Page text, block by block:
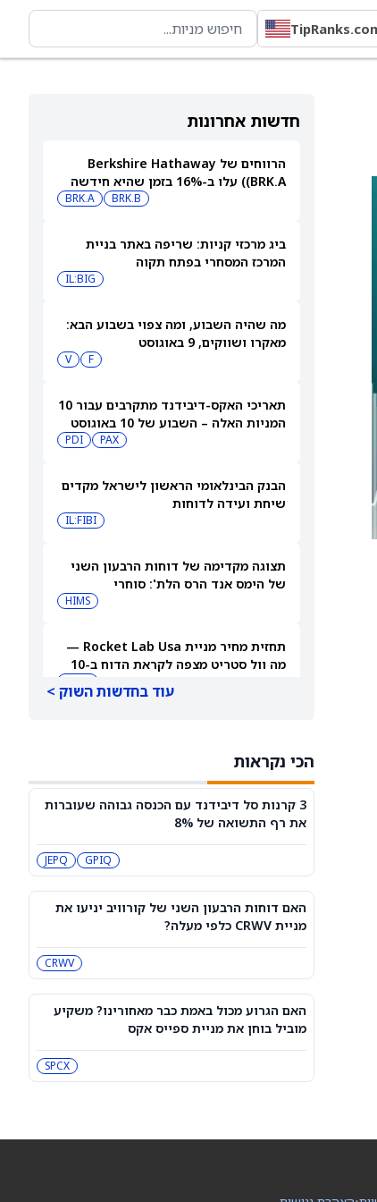
חדשות אחרונות
הרווחים של Berkshire Hathaway
(BRK.A) עלו ב-16% בזמן שהיא חידשה
רכישות עצמיות בהיקף של 4.5 מיליארדBRK.B
BRK.A
ביג מרכזי קניות: שריפה באתר בניית
המרכז המסחרי בפתח תקוה
IL:BIG
מה שהיה השבוע, ומה צפוי בשבוע הבא:
מאקרו ושווקים, 9 באוגוסט
F
V
תאריכי האקס-דיבידנד מתקרבים עבור 10
המניות האלה – השבוע של 10 באוגוסט
PAX
PDI
הבנק הבינלאומי הראשון לישראל מקדים
שיחת ועידה לדוחות
IL:FIBI
תצוגה מקדימה של דוחות הרבעון השני
של הימס אנד הרס הלת': סוחרי
האופציות נערכים לתנועה של 14.5%HIMS
תחזית מחיר מניית Rocket Lab Usa —
מה וול סטריט מצפה לקראת הדוח ב-10
האם דוחות הרבעון השני של קורוויב
יניעו את מניית CRWV כלפי מעלה?
CRWV
האם הגרוע מכול באמת כבר מאחורינו?
משקיע מוביל בוחן את מניית ספייס אקס
מיקרון או SK hynix: מניית שבבי AI אחת
"משחקת באש": משקיע מזהיר לגבי
NVDA
עוד בחדשות השוק >
הכי נקראות
3 קרנות סל דיבידנד עם הכנסה גבוהה שעוברות
את רף התשואה של 8%
GPIQ
JEPQ
האם דוחות הרבעון השני של קורוויב יניעו את
מניית CRWV כלפי מעלה?
CRWV
האם הגרוע מכול באמת כבר מאחורינו? משקיע
מוביל בוחן את מניית ספייס אקס
SPCX